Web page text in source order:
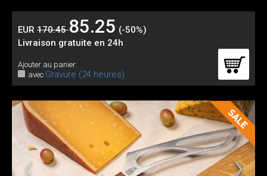
EUR 170.4585.25 (-50%)
Livraison gratuite en 24h
Ajouter au panier:
avec Gravure (24 heures)